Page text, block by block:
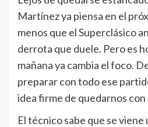
Martínez ya piensa en el
menos que el Superclásico
derrota que duele. Pero es
mañana ya cambia el foco.
preparar con todo ese
idea firme de quedarnos con
El técnico sabe que se viene